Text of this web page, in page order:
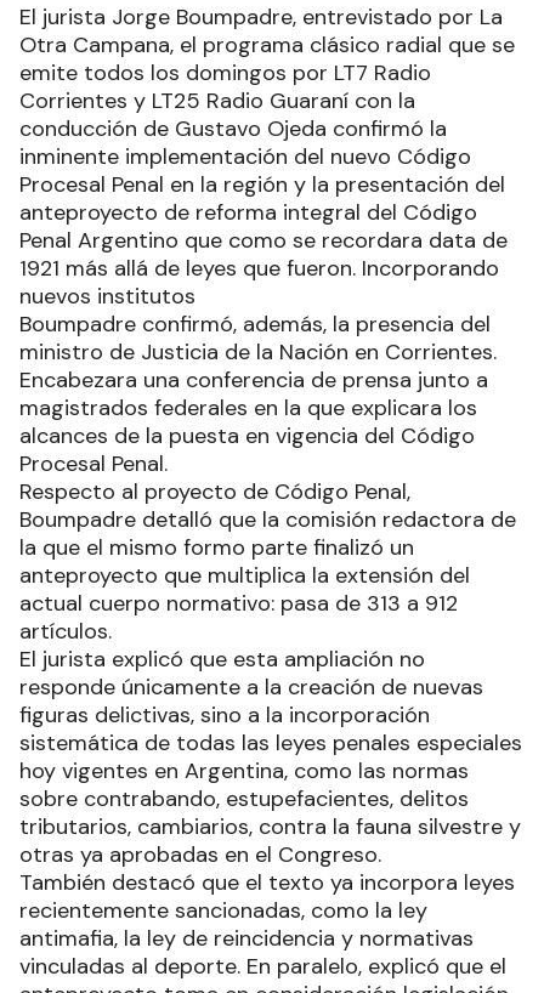
El jurista Jorge Boumpadre, entrevistado por La
Otra Campana, el programa clásico radial que se
emite todos los domingos por LT7 Radio
Corrientes y LT25 Radio Guaraní con la
conducción de Gustavo Ojeda confirmó la
inminente implementación del nuevo Código
Procesal Penal en la región y la presentación del
anteproyecto de reforma integral del Código
Penal Argentino que como se recordara data de
1921 más allá de leyes que fueron. Incorporando
nuevos institutos
Boumpadre confirmó, además, la presencia del
ministro de Justicia de la Nación en Corrientes.
Encabezara una conferencia de prensa junto a
magistrados federales en la que explicara los
alcances de la puesta en vigencia del Código
Procesal Penal.
Respecto al proyecto de Código Penal,
Boumpadre detalló que la comisión redactora de
la que el mismo formo parte finalizó un
anteproyecto que multiplica la extensión del
actual cuerpo normativo: pasa de 313 a 912
artículos.
El jurista explicó que esta ampliación no
responde únicamente a la creación de nuevas
figuras delictivas, sino a la incorporación
sistemática de todas las leyes penales especiales
hoy vigentes en Argentina, como las normas
sobre contrabando, estupefacientes, delitos
tributarios, cambiarios, contra la fauna silvestre y
otras ya aprobadas en el Congreso.
También destacó que el texto ya incorpora leyes
recientemente sancionadas, como la ley
antimafia, la ley de reincidencia y normativas
vinculadas al deporte. En paralelo, explicó que el